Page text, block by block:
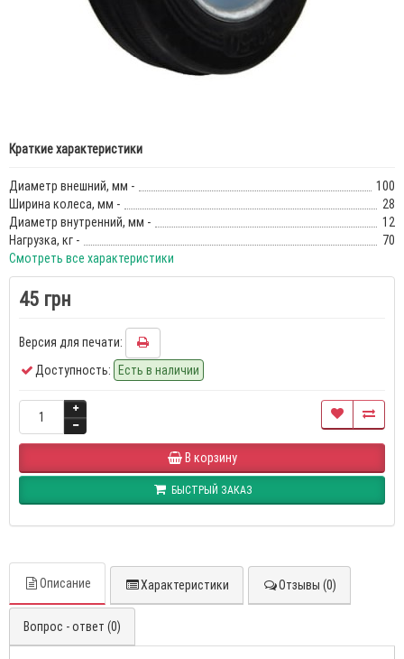
Краткие характеристики
Диаметр внешний, мм -
100
Ширина колеса, мм -
28
Диаметр внутренний, мм -
12
Нагрузка, кг -
70
Смотреть все характеристики
45 грн
Версия для печати:
Доступность: Есть в наличии
В корзину
БЫСТРЫЙ ЗАКАЗ
Описание Характеристики Отзывы (0)
Вопрос - ответ (0)